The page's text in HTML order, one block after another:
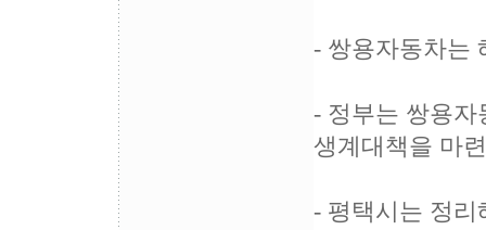
- 쌍용자동차는
- 정부는 쌍용자
생계대책을 마
- 평택시는 정리